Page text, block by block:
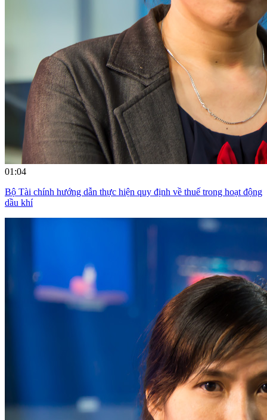
01:04
Bộ Tài chính hướng dẫn thực hiện quy định về thuế trong hoạt động
dầu khí